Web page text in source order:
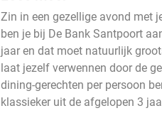
Zin in een gezellige avond met
ben je bij De Bank Santpoort
jaar en dat moet natuurlijk
laat jezelf verwennen door de
dining-gerechten per persoon
klassieker uit de afgelopen 3